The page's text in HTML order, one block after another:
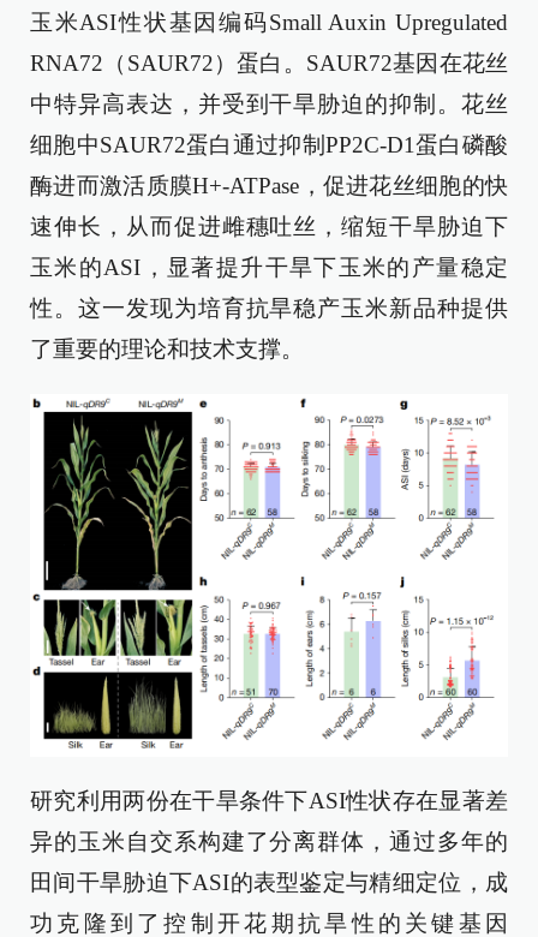
玉米ASI性状基因编码Small Auxin Upregulated
RNA72（SAUR72）蛋白。SAUR72基因在花丝
中特异高表达，并受到干旱胁迫的抑制。花丝
细胞中SAUR72蛋白通过抑制PP2C-D1蛋白磷酸
酶进而激活质膜H+-ATPase，促进花丝细胞的快
速伸长，从而促进雌穗吐丝，缩短干旱胁迫下
玉米的ASI，显著提升干旱下玉米的产量稳定
性。这一发现为培育抗旱稳产玉米新品种提供
了重要的理论和技术支撑。
研究利用两份在干旱条件下ASI性状存在显著差
异的玉米自交系构建了分离群体，通过多年的
田间干旱胁迫下ASI的表型鉴定与精细定位，成
功克隆到了控制开花期抗旱性的关键基因